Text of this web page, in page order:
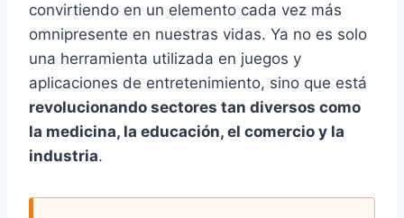
convirtiendo en un elemento cada vez más
omnipresente en nuestras vidas. Ya no es solo
una herramienta utilizada en juegos y
aplicaciones de entretenimiento, sino que está
revolucionando sectores tan diversos como
la medicina, la educación, el comercio y la
industria.